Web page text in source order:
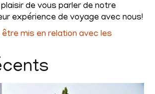
de vous parler de notre
expérience de voyage avec nous!
mis en relation avec les